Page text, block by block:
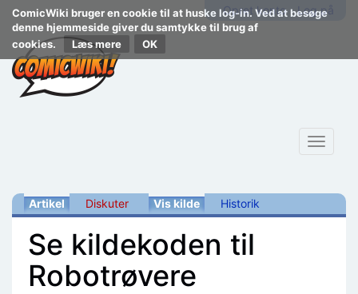
ComicWiki bruger en cookie til at huske log-in. Ved at besøge
denne hjemmeside giver du samtykke til brug af
cookies.
Læs mere
Opret konto Log på
Toggle
Artikel Diskuter Vis kilde Historik
Se kildekoden til
Robotrøvere